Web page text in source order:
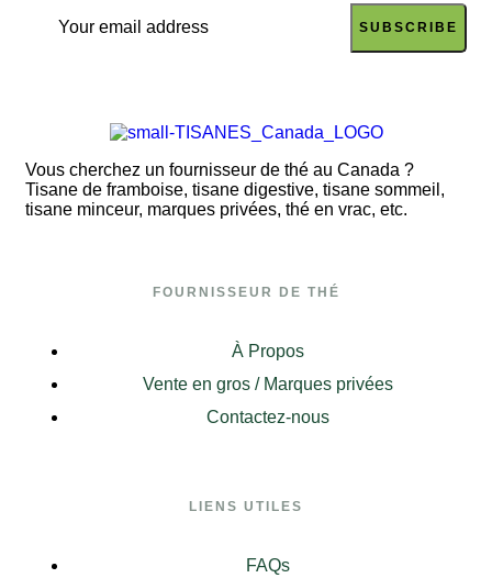
SUBSCRIBE
Vous cherchez un fournisseur de thé au Canada ?
Tisane de framboise, tisane digestive, tisane sommeil,
tisane minceur, marques privées, thé en vrac, etc.
FOURNISSEUR DE THÉ
À Propos
Vente en gros / Marques privées
Contactez-nous
LIENS UTILES
FAQs